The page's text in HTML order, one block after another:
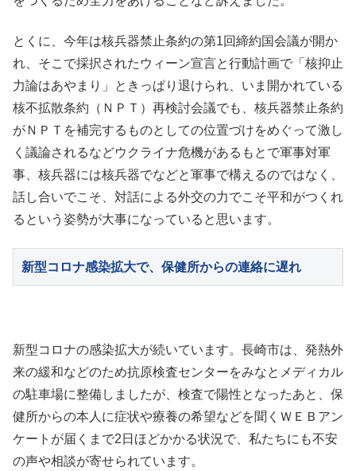
とくに、今年は核兵器禁止条約の第1回締約国会議が開か
れ、そこで採択されたウィーン宣言と行動計画で「核抑止
力論はあやまり」ときっぱり退けられ、いま開かれている
核不拡散条約（ＮＰＴ）再検討会議でも、核兵器禁止条約
がＮＰＴを補完するものとしての位置づけをめぐって激し
く議論されるなどウクライナ危機があるもとで軍事対軍
事、核兵器には核兵器でなどと軍事で構えるのではなく、
話し合いでこそ、対話による外交の力でこそ平和がつくれ
るという姿勢が大事になっていると思います。
新型コロナ感染拡大で、保健所からの連絡に遅れ
新型コロナの感染拡大が続いています。長崎市は、発熱外
来の緩和などのため抗原検査センターをみなとメディカル
の駐車場に整備しましたが、検査で陽性となったあと、保
健所からの本人に症状や療養の希望などを聞くＷＥＢアン
ケートが届くまで2日ほどかかる状況で、私たちにも不安
の声や相談が寄せられています。